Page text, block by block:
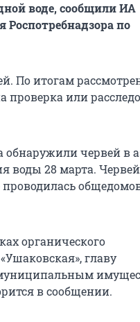
воде, сообщили ИА
Роспотребнадзора по
По итогам
или
обнаружили червей в
воды 28 марта.
проводилась
органического
главу
в сообщении.